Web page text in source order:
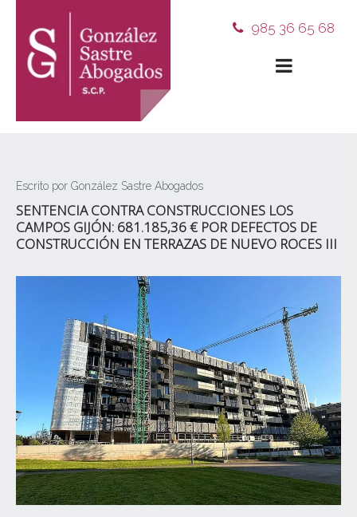
985 36 65 68
Escrito por González Sastre Abogados
SENTENCIA CONTRA CONSTRUCCIONES LOS
CAMPOS GIJÓN: 681.185,36 € POR DEFECTOS DE
CONSTRUCCIÓN EN TERRAZAS DE NUEVO ROCES III